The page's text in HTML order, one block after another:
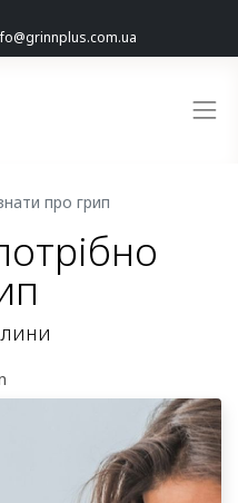
про грип